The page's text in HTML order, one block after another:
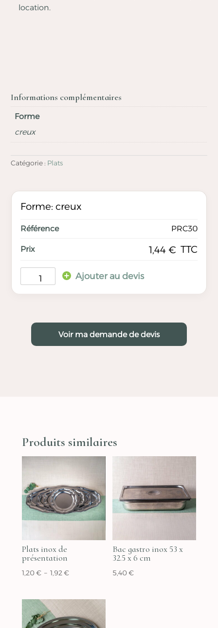
location.
Informations complémentaires
Forme
creux
Catégorie : Plats
Forme: creux
PRC30
1,44 € TTC
Ajouter au devis
Voir ma demande de devis
Produits similaires
Plats inox de
présentation
1,20€ – 1,92€Plage
prix :
à
Bac gastro inox 53 x
32.5 x 6 cm
5,40€